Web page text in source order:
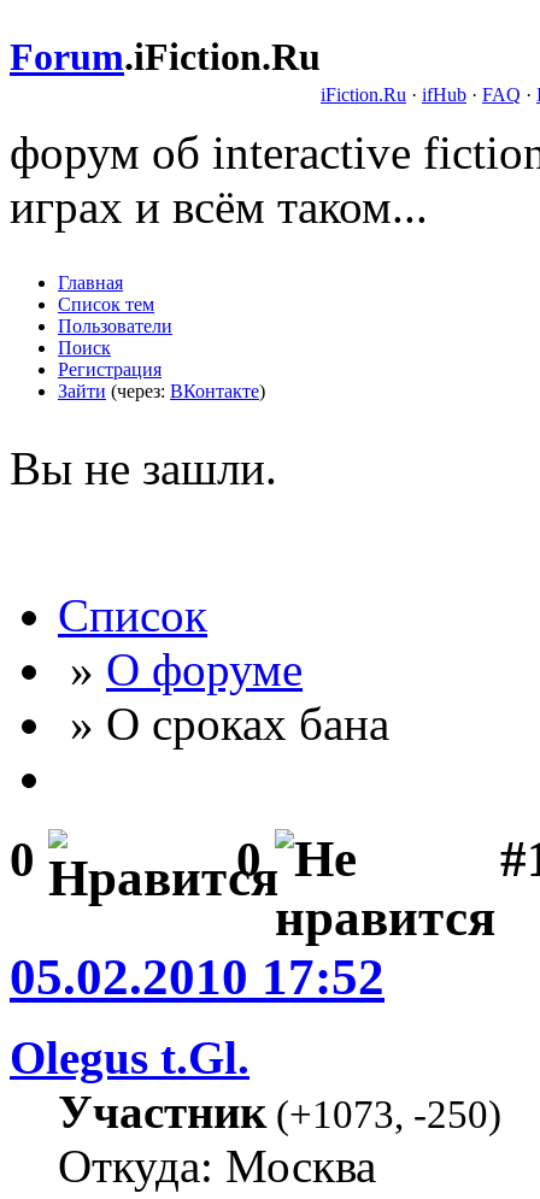
Forum.iFiction.Ru
iFiction.Ru · ifHub · FAQ ·
форум об interactive
играх и всём таком...
Главная
Список тем
Пользователи
Поиск
Регистрация
Зайти (через: ВКонтакте)
Вы не зашли.
Список
» О форуме
» О сроках бана
0 0
05.02.2010 17:52
Olegus t.Gl.
Участник(+1073, -250)
Откуда: Москва